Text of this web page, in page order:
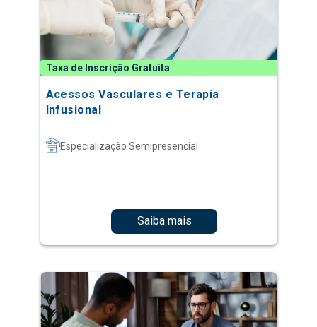
Taxa de Inscrição Gratuita
Acessos Vasculares e Terapia
Infusional
Especialização Semipresencial
Saiba mais